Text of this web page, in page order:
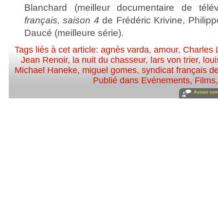
Blanchard (meilleur documentaire de
français, saison 4 de Frédéric Krivine,
Daucé (meilleure série).
Tags liés à cet article:agnès varda,amour, Charles
Jean Renoir, la nuit du chasseur, lars von trier,
Michael Haneke, miguel gomes,syndicat français
Publié dans Evénements, Films
Aucun